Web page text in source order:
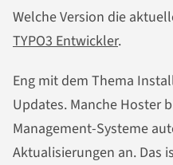
Welche Version die
TYPO3 Entwickler.
Eng mit dem Thema
Updates. Manche Hoster
Management-Systeme
Aktualisierungen an. Das